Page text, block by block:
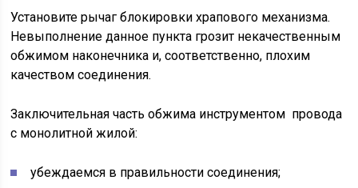
Установите рычаг блокировки храпового механизма.
Невыполнение данное пункта грозит некачественным
обжимом наконечника и, соответственно, плохим
качеством соединения.
Заключительная часть обжима инструментом провода
с монолитной жилой:
убеждаемся в правильности соединения;